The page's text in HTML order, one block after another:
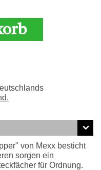
von Mexx besticht
sorgen ein
für Ordnung.